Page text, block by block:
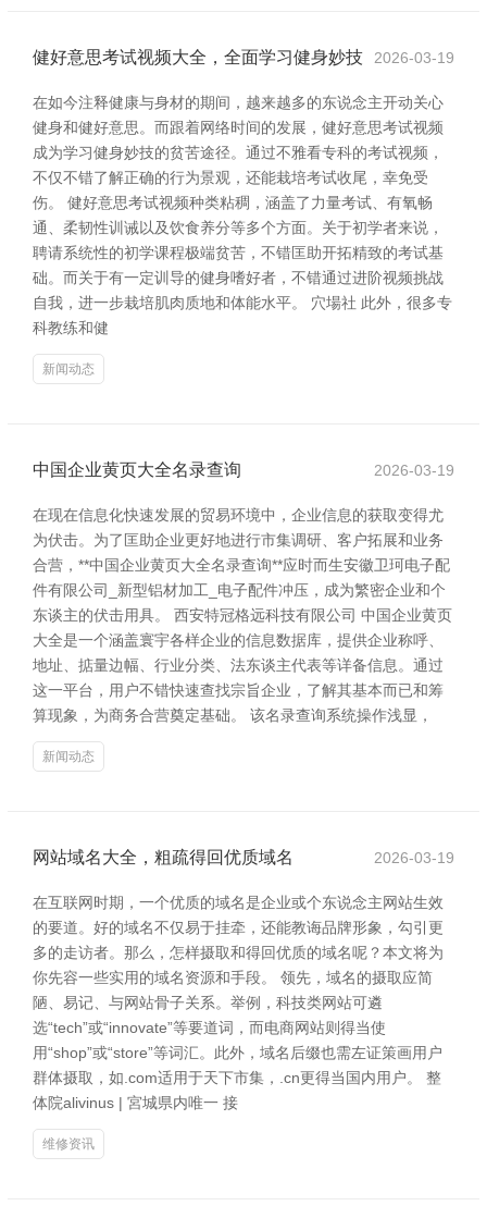
健好意思考试视频大全，全面学习健身妙技 2026-03-19
在如今注释健康与身材的期间，越来越多的东说念主开动关心
健身和健好意思。而跟着网络时间的发展，健好意思考试视频
成为学习健身妙技的贫苦途径。通过不雅看专科的考试视频，
不仅不错了解正确的行为景观，还能栽培考试收尾，幸免受
伤。 健好意思考试视频种类粘稠，涵盖了力量考试、有氧畅
通、柔韧性训诫以及饮食养分等多个方面。关于初学者来说，
聘请系统性的初学课程极端贫苦，不错匡助开拓精致的考试基
础。而关于有一定训导的健身嗜好者，不错通过进阶视频挑战
自我，进一步栽培肌肉质地和体能水平。 穴場社 此外，很多专
科教练和健
新闻动态
中国企业黄页大全名录查询 2026-03-19
在现在信息化快速发展的贸易环境中，企业信息的获取变得尤
为伏击。为了匡助企业更好地进行市集调研、客户拓展和业务
合营，**中国企业黄页大全名录查询**应时而生安徽卫珂电子配
件有限公司_新型铝材加工_电子配件冲压，成为繁密企业和个
东谈主的伏击用具。 西安特冠格远科技有限公司 中国企业黄页
大全是一个涵盖寰宇各样企业的信息数据库，提供企业称呼、
地址、掂量边幅、行业分类、法东谈主代表等详备信息。通过
这一平台，用户不错快速查找宗旨企业，了解其基本而已和筹
算现象，为商务合营奠定基础。 该名录查询系统操作浅显，
新闻动态
网站域名大全，粗疏得回优质域名 2026-03-19
在互联网时期，一个优质的域名是企业或个东说念主网站生效
的要道。好的域名不仅易于挂牵，还能教诲品牌形象，勾引更
多的走访者。那么，怎样摄取和得回优质的域名呢？本文将为
你先容一些实用的域名资源和手段。 领先，域名的摄取应简
陋、易记、与网站骨子关系。举例，科技类网站可遴
选“tech”或“innovate”等要道词，而电商网站则得当使
用“shop”或“store”等词汇。此外，域名后缀也需左证策画用户
群体摄取，如.com适用于天下市集，.cn更得当国内用户。 整
体院alivinus | 宮城県内唯一 接
维修资讯